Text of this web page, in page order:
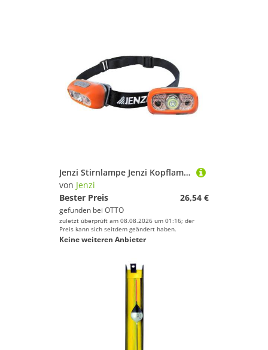
Jenzi Stirnlampe Jenzi Kopflampe Stirnlampe LED HLS150 wiederaufladbar
von Jenzi
Bester Preis
26,54 €
gefunden bei OTTO
zuletzt überprüft am 08.08.2026 um 01:16; der
Preis kann sich seitdem geändert haben.
Keine weiteren Anbieter